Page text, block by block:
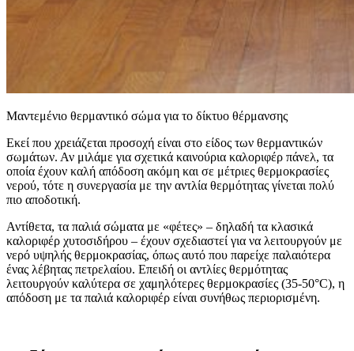
Μαντεμένιο θερμαντικό σώμα για το δίκτυο θέρμανσης
Εκεί που χρειάζεται προσοχή είναι στο είδος των θερμαντικών
σωμάτων. Αν μιλάμε για σχετικά καινούρια καλοριφέρ πάνελ, τα
οποία έχουν καλή απόδοση ακόμη και σε μέτριες θερμοκρασίες
νερού, τότε η συνεργασία με την αντλία θερμότητας γίνεται πολύ
πιο αποδοτική.
Αντίθετα, τα παλιά σώματα με «φέτες» – δηλαδή τα κλασικά
καλοριφέρ χυτοσιδήρου – έχουν σχεδιαστεί για να λειτουργούν με
νερό υψηλής θερμοκρασίας, όπως αυτό που παρείχε παλαιότερα
ένας λέβητας πετρελαίου. Επειδή οι αντλίες θερμότητας
λειτουργούν καλύτερα σε χαμηλότερες θερμοκρασίες (35-50°C), η
απόδοση με τα παλιά καλοριφέρ είναι συνήθως περιορισμένη.